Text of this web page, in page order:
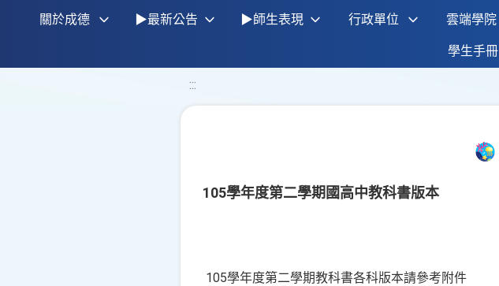
關於成德 ▶最新公告 ▶師生表現 行政單位 雲端學院
學生手冊
:::
105學年度第二學期國高中教科書版本
105學年度第二學期教科書各科版本請參考附件